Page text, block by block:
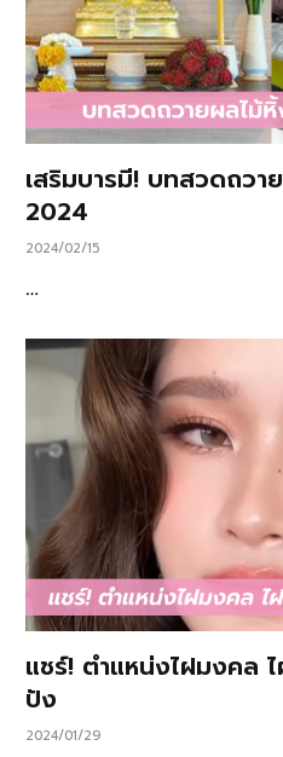
เสริมบารมี! บทสวดถวา
2024
2024/02/15
…
แชร์! ตำแหน่งไฝมงคล
ปัง
2024/01/29